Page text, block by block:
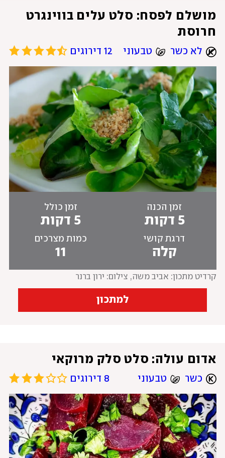
חרוסת
לא כשר טבעוני 12 דירוגים
זמן הכנה
5 דקות
זמן כולל
5 דקות
דרגת קושי
קלה
כמות מצרכים
11
קרדיט מתכון: אביב משה, צילום: ירון ברנר
למתכון
אדום עולה: סלט סלק מרוקאי
כשר טבעוני 8 דירוגים